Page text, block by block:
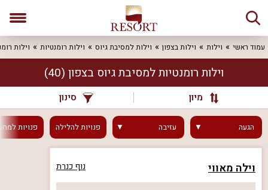
עמוד ראשי וילות וילות בצפון וילות למסיבת גיוס וילות רומנטיות וילות
וילות רומנטיות למסיבת גיוס בצפון (40)
מיון סינון
הגעה עזיבה פנויותלהלילה פנויות
וילה מאווי נוף כנרת